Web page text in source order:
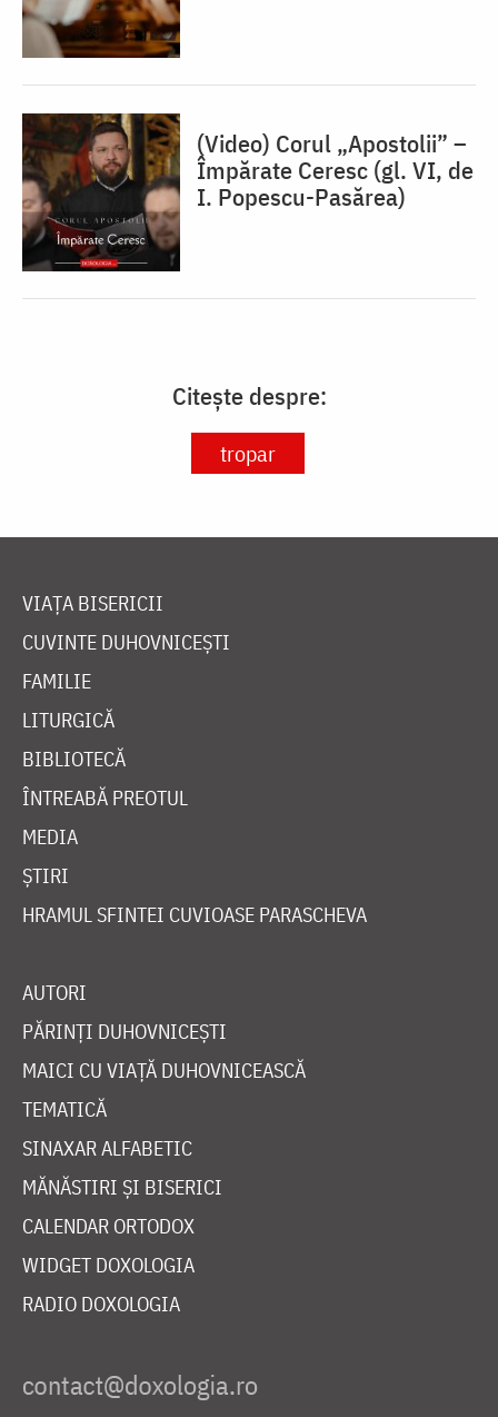
(Video) Corul „Apostolii” –
⁠Împărate Ceresc (gl. VI, de
I. Popescu-Pasărea)
Citește despre:
tropar
VIAȚA BISERICII
CUVINTE DUHOVNICEȘTI
FAMILIE
LITURGICĂ
BIBLIOTECĂ
ÎNTREABĂ PREOTUL
MEDIA
ȘTIRI
HRAMUL SFINTEI CUVIOASE PARASCHEVA
AUTORI
PĂRINȚI DUHOVNICEȘTI
MAICI CU VIAȚĂ DUHOVNICEASCĂ
TEMATICĂ
SINAXAR ALFABETIC
MĂNĂSTIRI ȘI BISERICI
CALENDAR ORTODOX
WIDGET DOXOLOGIA
RADIO DOXOLOGIA